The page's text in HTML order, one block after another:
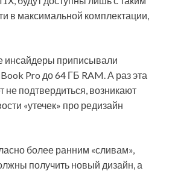
в максимальной комплектации,
инсайдеры приписывали
Pro до 64 ГБ RAM. А раз эта
подтвердиться, возникают
«утечек» про редизайн
более ранним «сливам»,
получить новый дизайн, а